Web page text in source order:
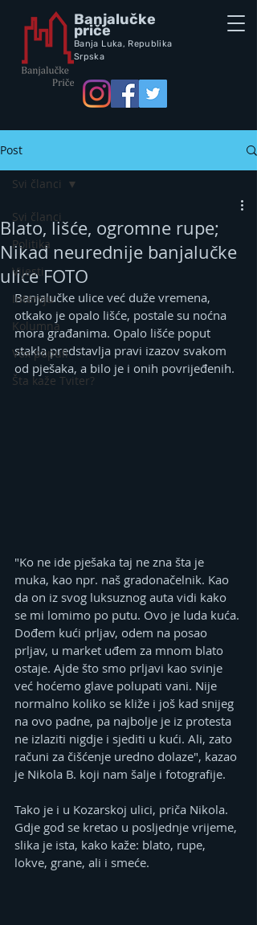
Banjalučke
priče
Banja Luka, Republika
Srpska
Post
Svi članci
Politika
Vijesti
Intervju
Kolumna
Vox populi
Šta kaže Tviter?
Svi članci
Blato, lišće, ogromne rupe;
Nikad neurednije banjalučke
ulice FOTO
Banjalučke ulice već duže vremena,
otkako je opalo lišće, postale su noćna
mora građanima. Opalo lišće poput
stakla predstavlja pravi izazov svakom
od pješaka, a bilo je i onih povrijeđenih.
"Ko ne ide pješaka taj ne zna šta je
muka, kao npr. naš gradonačelnik. Kao
da on iz svog luksuznog auta vidi kako
se mi lomimo po putu. Ovo je luda kuća.
Dođem kući prljav, odem na posao
prljav, u market uđem za mnom blato
ostaje. Ajde što smo prljavi kao svinje
već hoćemo glave polupati vani. Nije
normalno koliko se kliže i još kad snijeg
na ovo padne, pa najbolje je iz protesta
ne izlaziti nigdje i sjediti u kući. Ali, zato
računi za čišćenje uredno dolaze", kazao
je Nikola B. koji nam šalje i fotografije.
Tako je i u Kozarskoj ulici, priča Nikola.
Gdje god se kretao u posljednje vrijeme,
slika je ista, kako kaže: blato, rupe,
lokve, grane, ali i smeće.